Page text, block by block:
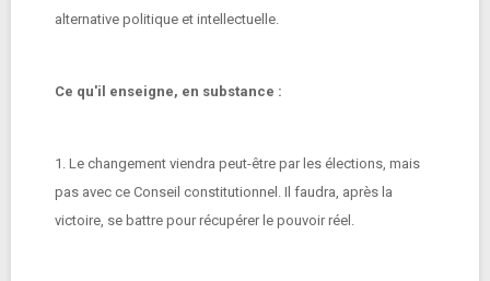
alternative politique et intellectuelle.
Ce qu'il enseigne, en substance :
1. Le changement viendra peut-être par les élections, mais
pas avec ce Conseil constitutionnel. Il faudra, après la
victoire, se battre pour récupérer le pouvoir réel.